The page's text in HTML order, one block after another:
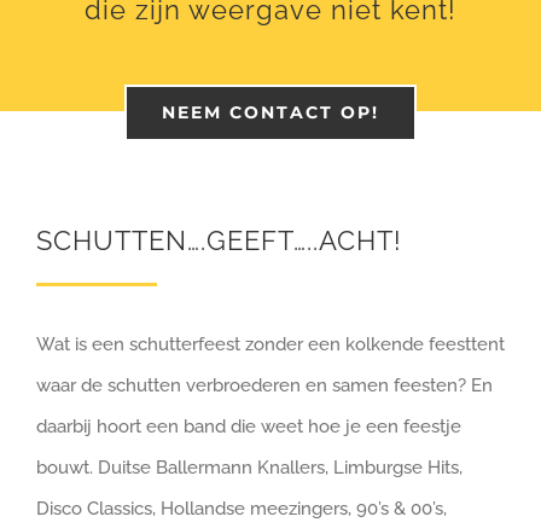
die zijn weergave niet kent!
NEEM CONTACT OP!
SCHUTTEN….GEEFT…..ACHT!
Wat is een schutterfeest zonder een kolkende feesttent
waar de schutten verbroederen en samen feesten? En
daarbij hoort een band die weet hoe je een feestje
bouwt. Duitse Ballermann Knallers, Limburgse Hits,
Disco Classics, Hollandse meezingers, 90’s & 00’s,